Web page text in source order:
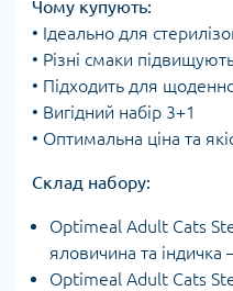
Чому купують:
• Ідеально для
• Різні смаки
• Підходить для
• Вигідний набір 3+1
• Оптимальна ціна та
Склад набору:
Optimeal Adult Cats
яловичина та
Optimeal Adult Cats